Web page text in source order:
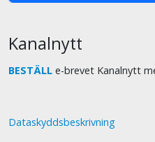
Kanalnytt
BESTÄLL e-brevet Kanalnytt
Dataskyddsbeskrivning